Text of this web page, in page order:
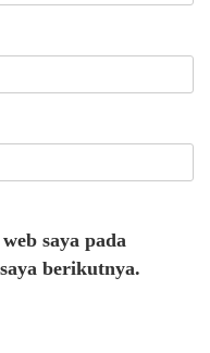
saya pada
berikutnya.